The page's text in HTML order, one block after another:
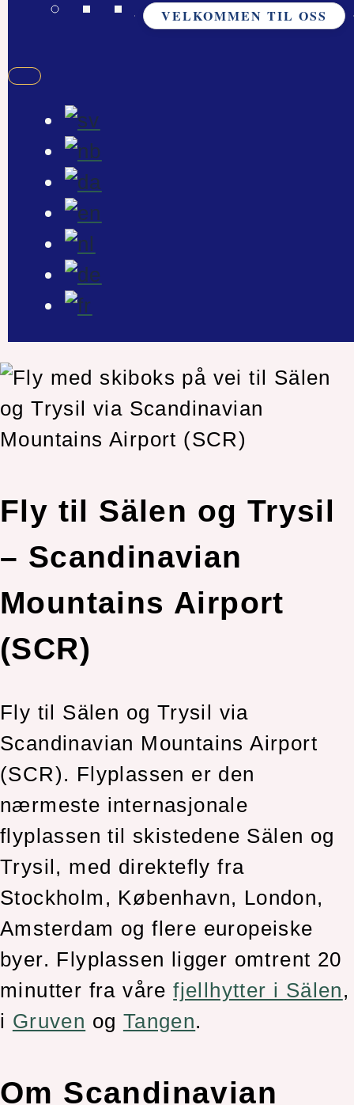
VELKOMMEN TIL OSS
Fly til Sälen og Trysil
– Scandinavian
Mountains Airport
(SCR)
Fly til Sälen og Trysil via
Scandinavian Mountains Airport
(SCR). Flyplassen er den
nærmeste internasjonale
flyplassen til skistedene Sälen og
Trysil, med direktefly fra
Stockholm, København, London,
Amsterdam og flere europeiske
byer. Flyplassen ligger omtrent 20
minutter fra vårefjellhytter i Sälen,
i Gruven og Tangen.
Om Scandinavian